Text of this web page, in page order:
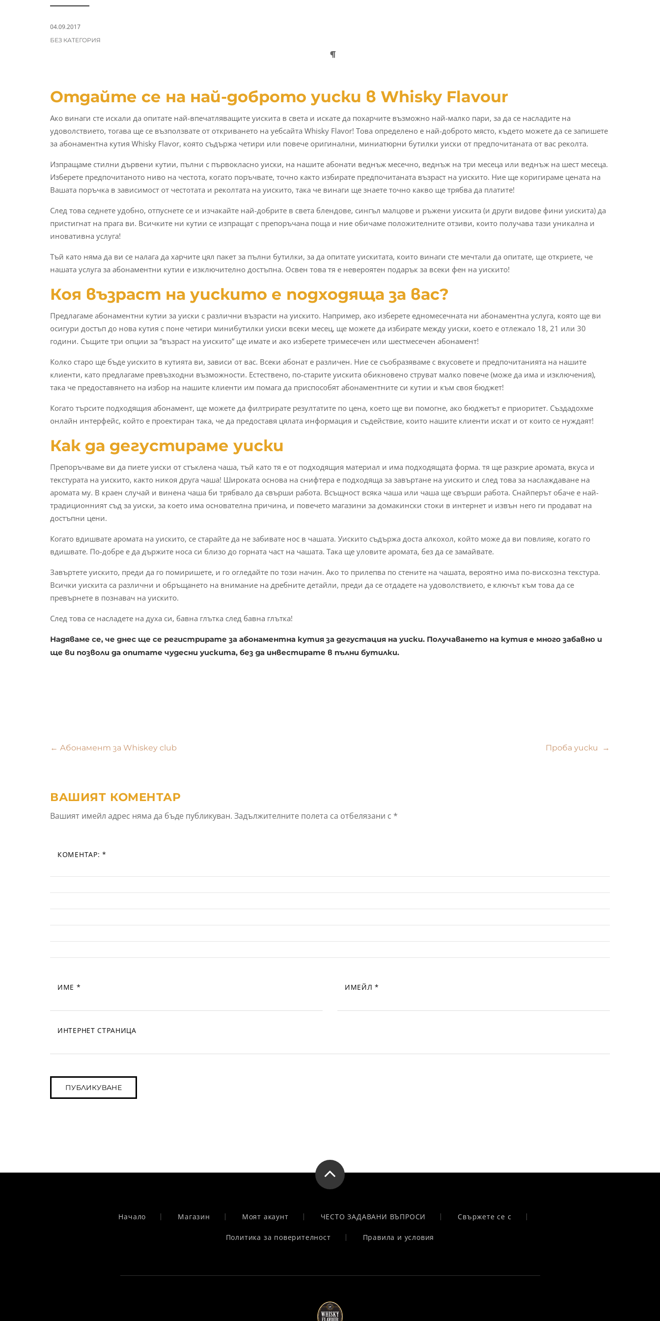
CATEGORIES:
БЕЗ КАТЕГОРИЯ
04.09.2017
Отдайте се на най-доброто уиски в Whisky Flavour
Ако винаги сте искали да опитате най-впечатляващите уискита в света и искате да похарчите възможно най-малко пари, за да се насладите на
удоволствието, тогава ще се възползвате от откриването на уебсайта Whisky Flavor! Това определено е най-доброто място, където можете да се запишете
за абонаментна кутия Whisky Flavor, която съдържа четири или повече оригинални, миниатюрни бутилки уиски от предпочитаната от вас реколта.
Изпращаме стилни дървени кутии, пълни с първокласно уиски, на нашите абонати веднъж месечно, веднъж на три месеца или веднъж на шест месеца.
Изберете предпочитаното ниво на честота, когато поръчвате, точно както избирате предпочитаната възраст на уискито. Ние ще коригираме цената на
Вашата поръчка в зависимост от честотата и реколтата на уискито, така че винаги ще знаете точно какво ще трябва да платите!
След това седнете удобно, отпуснете се и изчакайте най-добрите в света блендове, сингъл малцове и ръжени уискита (и други видове фини уискита) да
пристигнат на прага ви. Всичките ни кутии се изпращат с препоръчана поща и ние обичаме положителните отзиви, които получава тази уникална и
иновативна услуга!
Тъй като няма да ви се налага да харчите цял пакет за пълни бутилки, за да опитате уискитата, които винаги сте мечтали да опитате, ще откриете, че
нашата услуга за абонаментни кутии е изключително достъпна. Освен това тя е невероятен подарък за всеки фен на уискито!
Коя възраст на уискито е подходяща за вас?
Предлагаме абонаментни кутии за уиски с различни възрасти на уискито. Например, ако изберете едномесечната ни абонаментна услуга, която ще ви
осигури достъп до нова кутия с поне четири минибутилки уиски всеки месец, ще можете да избирате между уиски, което е отлежало 18, 21 или 30
години. Същите три опции за “възраст на уискито” ще имате и ако изберете тримесечен или шестмесечен абонамент!
Колко старо ще бъде уискито в кутията ви, зависи от вас. Всеки абонат е различен. Ние се съобразяваме с вкусовете и предпочитанията на нашите
клиенти, като предлагаме превъзходни възможности. Естествено, по-старите уискита обикновено струват малко повече (може да има и изключения),
така че предоставянето на избор на нашите клиенти им помага да приспособят абонаментните си кутии и към своя бюджет!
Когато търсите подходящия абонамент, ще можете да филтрирате резултатите по цена, което ще ви помогне, ако бюджетът е приоритет. Създадохме
онлайн интерфейс, който е проектиран така, че да предоставя цялата информация и съдействие, които нашите клиенти искат и от които се нуждаят!
Как да дегустираме уиски
Препоръчваме ви да пиете уиски от стъклена чаша, тъй като тя е от подходящия материал и има подходящата форма. тя ще разкрие аромата, вкуса и
текстурата на уискито, както никоя друга чаша! Широката основа на снифтера е подходяща за завъртане на уискито и след това за наслаждаване на
аромата му. В краен случай и винена чаша би трябвало да свърши работа. Всъщност всяка чаша или чаша ще свърши работа. Снайперът обаче е най-
традиционният съд за уиски, за което има основателна причина, и повечето магазини за домакински стоки в интернет и извън него ги продават на
достъпни цени.
Когато вдишвате аромата на уискито, се старайте да не забивате нос в чашата. Уискито съдържа доста алкохол, който може да ви повлияе, когато го
вдишвате. По-добре е да държите носа си близо до горната част на чашата. Така ще уловите аромата, без да се замайвате.
Завъртете уискито, преди да го помиришете, и го огледайте по този начин. Ако то прилепва по стените на чашата, вероятно има по-вискозна текстура.
Всички уискита са различни и обръщането на внимание на дребните детайли, преди да се отдадете на удоволствието, е ключът към това да се
превърнете в познавач на уискито.
След това се насладете на духа си, бавна глътка след бавна глътка!
Надяваме се, че днес ще се регистрирате за абонаментна кутия за дегустация на уиски. Получаването на кутия е много забавно и
ще ви позволи да опитате чудесни уискита, без да инвестирате в пълни бутилки.
Навигация
← Абонамент за Whiskey club Проба уиски →
ВАШИЯТ КОМЕНТАР
Вашият имейл адрес няма да бъде публикуван. Задължителните полета са отбелязани с *
КОМЕНТАР: *
ИМЕ * ИМЕЙЛ*
ИНТЕРНЕТ СТРАНИЦА
Начало Магазин Моят акаунт ЧЕСТО ЗАДАВАНИ ВЪПРОСИ Свържете се с
Политика за поверителност Правила и условия